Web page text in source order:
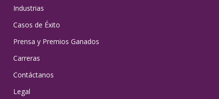
Industrias
Casos de Éxito
Prensa y Premios Ganados
Carreras
Contáctanos
Legal